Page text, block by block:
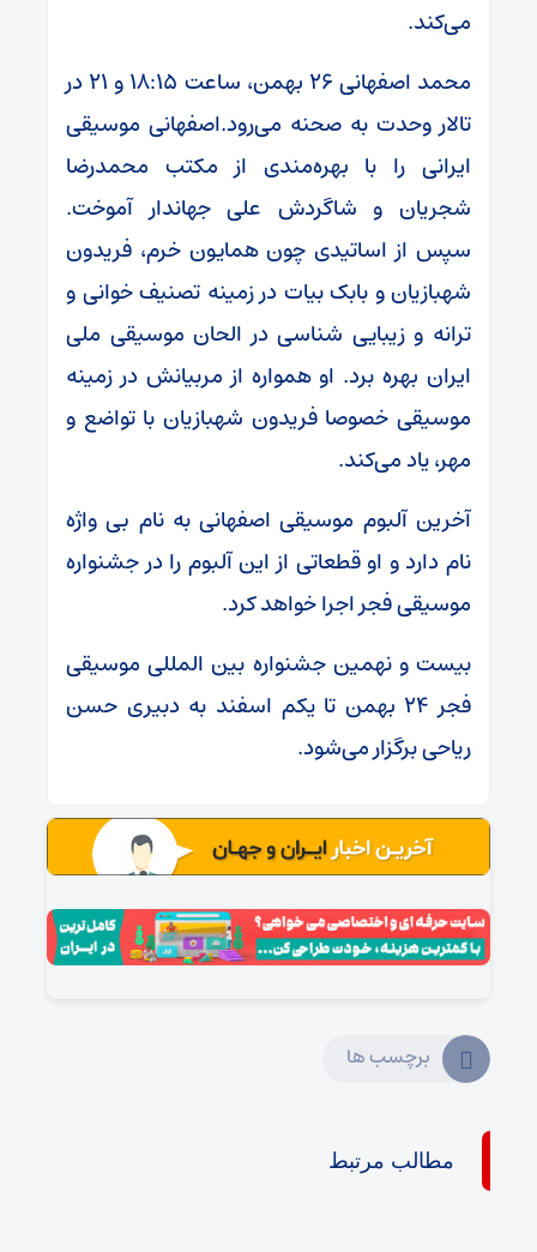
می‌کند.
محمد اصفهانی ۲۶ بهمن، ساعت ۱۸:۱۵ و ۲۱ در
تالار وحدت به صحنه می‌رود.اصفهانی موسیقی
ایرانی را با بهره‌مندی از مکتب محمدرضا
شجریان و شاگردش علی جهاندار آموخت.
سپس از اساتیدی چون همایون خرم، فریدون
شهبازیان و بابک بیات در زمینه تصنیف خوانی و
ترانه و زیبایی شناسی در الحان موسیقی ملی
ایران بهره برد. او همواره از مربیانش در زمینه
موسیقی خصوصا فریدون شهبازیان با تواضع و
مهر، یاد می‌کند.
آخرین آلبوم موسیقی اصفهانی به نام بی واژه
نام دارد و او قطعاتی از این آلبوم را در جشنواره
موسیقی فجر اجرا خواهد کرد.
بیست و نهمین جشنواره بین المللی موسیقی
فجر ۲۴ بهمن تا یکم اسفند به دبیری حسن
ریاحی برگزار می‌شود.
برچسب ها
مطالب مرتبط